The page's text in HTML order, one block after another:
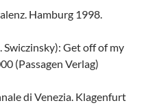
Hamburg 1998.
Get off of my
(Passagen Verlag)
di Venezia. Klagenfurt